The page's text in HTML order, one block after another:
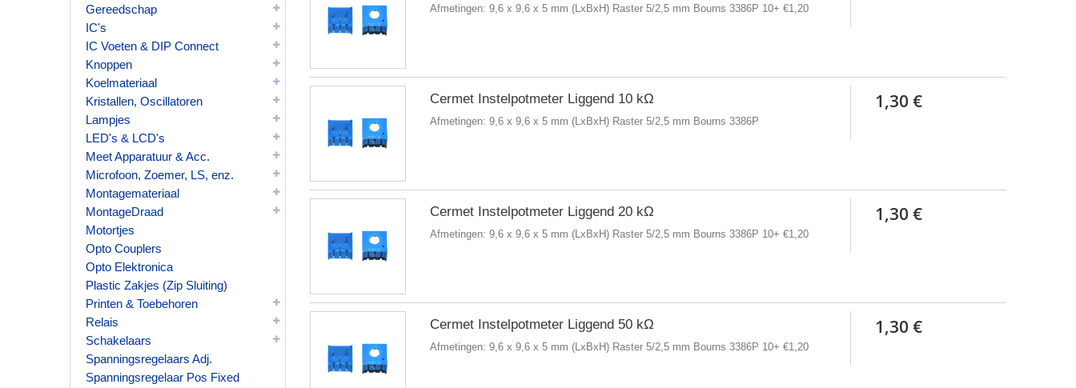
Gereedschap
IC's
IC Voeten & DIP Connect
Knoppen
Koelmateriaal
Kristallen, Oscillatoren
Lampjes
LED's & LCD's
Meet Apparatuur & Acc.
Microfoon, Zoemer, LS, enz.
Montagemateriaal
MontageDraad
Motortjes
Opto Couplers
Opto Elektronica
Plastic Zakjes (Zip Sluiting)
Printen & Toebehoren
Relais
Schakelaars
Spanningsregelaars Adj.
Spanningsregelaar Pos Fixed
Afmetingen: 9,6 x 9,6 x 5 mm (LxBxH) Raster 5/2,5 mm Bourns 3386P 10+ €1,20
Cermet Instelpotmeter Liggend 10 kΩ
Afmetingen: 9,6 x 9,6 x 5 mm (LxBxH) Raster 5/2,5 mm Bourns 3386P
1,30 €
Cermet Instelpotmeter Liggend 20 kΩ
Afmetingen: 9,6 x 9,6 x 5 mm (LxBxH) Raster 5/2,5 mm Bourns 3386P 10+ €1,20
1,30 €
Cermet Instelpotmeter Liggend 50 kΩ
Afmetingen: 9,6 x 9,6 x 5 mm (LxBxH) Raster 5/2,5 mm Bourns 3386P 10+ €1,20
1,30 €